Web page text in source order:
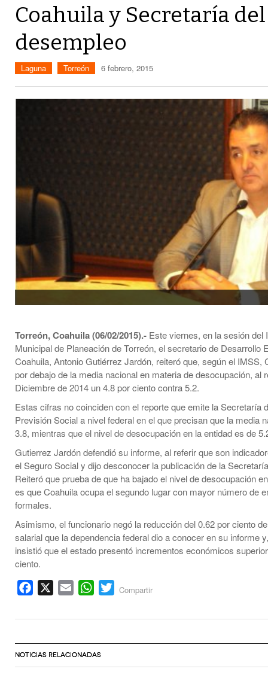
Coahuila y Secretaría
desempleo
Laguna Torreón 6 febrero, 2015
Torreón, Coahuila (06/02/2015).- Este viernes, en la sesión del
Municipal de Planeación de Torreón, el secretario de Desarrollo
Coahuila, Antonio Gutiérrez Jardón, reiteró que, según el IMSS,
por debajo de la media nacional en materia de desocupación, al
Diciembre de 2014 un 4.8 por ciento contra 5.2.
Estas cifras no coinciden con el reporte que emite la Secretaría
Previsión Social a nivel federal en el que precisan que la media
3.8, mientras que el nivel de desocupación en la entidad es de
Gutierrez Jardón defendió su informe, al referir que son
el Seguro Social y dijo desconocer la publicación de la
Reiteró que prueba de que ha bajado el nivel de desocupación
es que Coahuila ocupa el segundo lugar con mayor número de
formales.
Asimismo, el funcionario negó la reducción del 0.62 por ciento
salarial que la dependencia federal dio a conocer en su informe
insistió que el estado presentó incrementos económicos
ciento.
Facebook Email WhatsApp
Twitter
Compartir
NOTICIAS RELACIONADAS